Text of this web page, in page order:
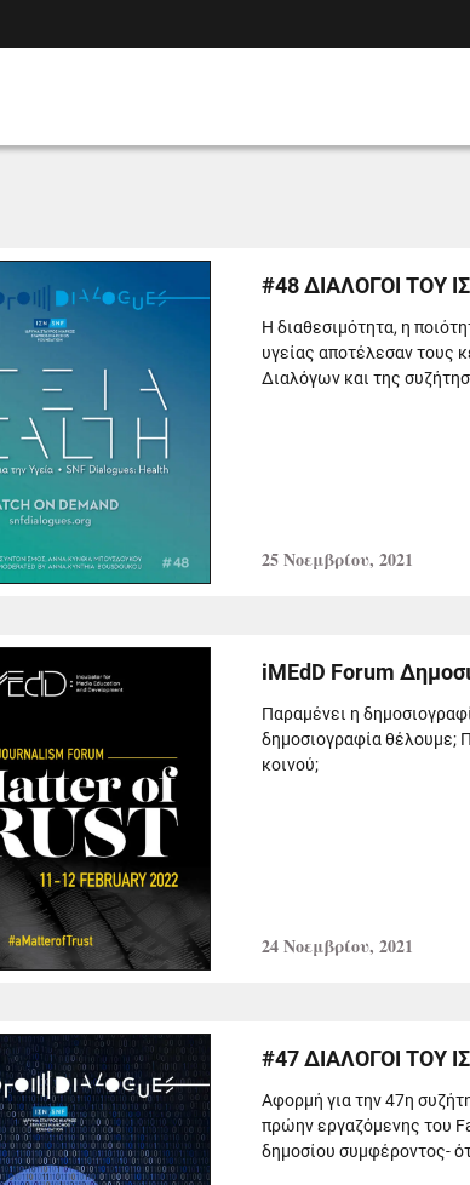
#48 ΔΙΑΛΟΓΟΙ ΤΟΥ
Η διαθεσιμότητα, η
υγείας αποτέλεσαν τους
Διαλόγων και της
25 Νοεμβρίου, 2021
iMEdD Forum
Παραμένει η
δημοσιογραφία θέλουμε;
κοινού;
24 Νοεμβρίου, 2021
#47 ΔΙΑΛΟΓΟΙ ΤΟΥ
Αφορμή για την 47η
πρώην εργαζόμενης του
δημοσίου συμφέροντος-